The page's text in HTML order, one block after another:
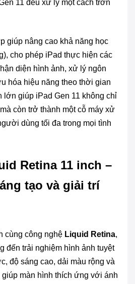
11 đều xử lý một cách trơn
giúp nâng cao khả năng học
cho phép iPad thực hiện các
diện hình ảnh, xử lý ngôn
hóa hiệu năng theo thời gian
giúp iPad Gen 11 không chỉ
còn trở thành một cỗ máy xử
dùng tối đa trong mọi tình
Retina 11 inch –
tạo và giải trí
cùng công nghệ Liquid Retina,
đến trải nghiệm hình ảnh tuyệt
độ sáng cao, dải màu rộng và
giúp màn hình thích ứng với ánh